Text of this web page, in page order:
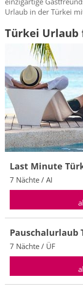
Urlaub in der Türkei
Türkei Urlaub
Last Minute
7 Nächte / AI
Pauschalurlaub
7 Nächte / ÜF